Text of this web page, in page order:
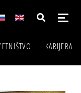
KARIJERA